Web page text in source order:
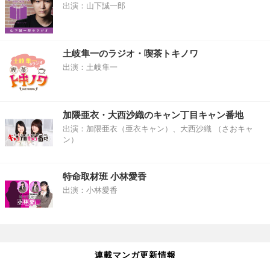
出演：山下誠一郎
土岐隼一のラジオ・喫茶トキノワ
出演：土岐隼一
加隈亜衣・大西沙織のキャン丁目キャン番地
出演：加隈亜衣（亜衣キャン）、大西沙織 （さおキャ
ン）
特命取材班 小林愛香
出演：小林愛香
連載マンガ更新情報